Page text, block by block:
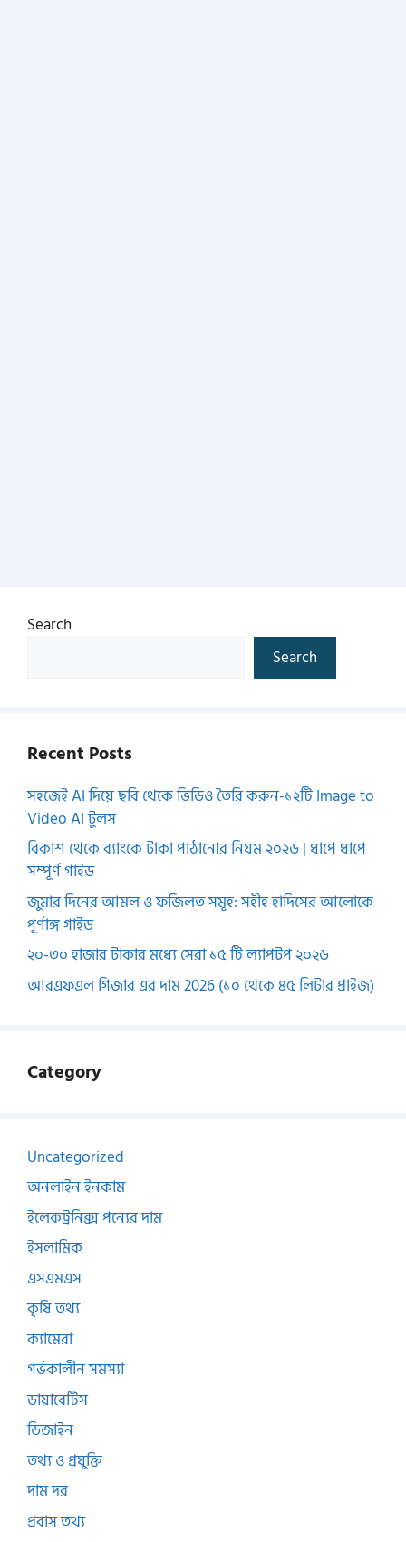
Search
Search
Recent Posts
সহজেই AI দিয়ে ছবি থেকে ভিডিও তৈরি করুন-১২টি Image to
Video AI টুলস
বিকাশ থেকে ব্যাংকে টাকা পাঠানোর নিয়ম ২০২৬ | ধাপে ধাপে
সম্পূর্ণ গাইড
জুমার দিনের আমল ও ফজিলত সমূহ: সহীহ হাদিসের আলোকে
পূর্ণাঙ্গ গাইড
২০-৩০ হাজার টাকার মধ্যে সেরা ১৫ টি ল্যাপটপ ২০২৬
আরএফএল গিজার এর দাম 2026 (১০ থেকে ৪৫ লিটার প্রাইজ)
Category
Uncategorized
অনলাইন ইনকাম
ইলেকট্রনিক্স পন্যের দাম
ইসলামিক
এসএমএস
কৃষি তথ্য
ক্যামেরা
গর্ভকালীন সমস্যা
ডায়াবেটিস
ডিজাইন
তথ্য ও প্রযুক্তি
দাম দর
প্রবাস তথ্য